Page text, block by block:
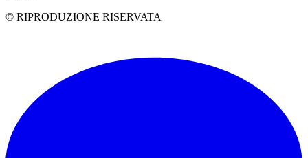
© RIPRODUZIONE RISERVATA